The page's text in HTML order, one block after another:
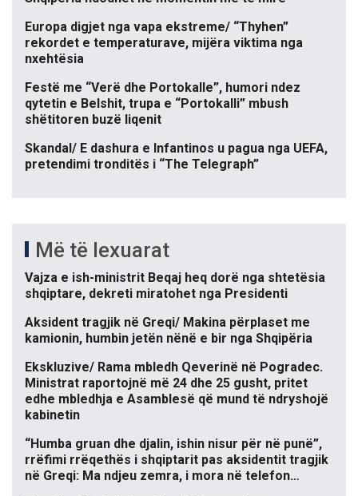
Europa digjet nga vapa ekstreme/ “Thyhen”
rekordet e temperaturave, mijëra viktima nga
nxehtësia
Festë me “Verë dhe Portokalle”, humori ndez
qytetin e Belshit, trupa e “Portokalli” mbush
shëtitoren buzë liqenit
Skandal/ E dashura e Infantinos u pagua nga UEFA,
pretendimi tronditës i “The Telegraph”
Më të lexuarat
Vajza e ish-ministrit Beqaj heq dorë nga shtetësia
shqiptare, dekreti miratohet nga Presidenti
Aksident tragjik në Greqi/ Makina përplaset me
kamionin, humbin jetën nënë e bir nga Shqipëria
Ekskluzive/ Rama mbledh Qeverinë në Pogradec.
Ministrat raportojnë më 24 dhe 25 gusht, pritet
edhe mbledhja e Asamblesë që mund të ndryshojë
kabinetin
“Humba gruan dhe djalin, ishin nisur për në punë”,
rrëfimi rrëqethës i shqiptarit pas aksidentit tragjik
në Greqi: Ma ndjeu zemra, i mora në telefon…